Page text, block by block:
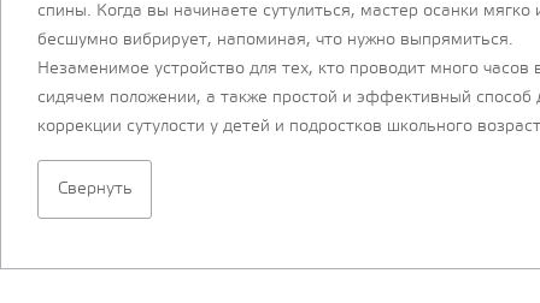
спины. Когда вы начинаете сутулиться, мастер осанки мягко
бесшумно вибрирует, напоминая, что нужно выпрямиться.
Незаменимое устройство для тех, кто проводит много часов
сидячем положении, а также простой и эффективный способ
коррекции сутулости у детей и подростков школьного
Свернуть